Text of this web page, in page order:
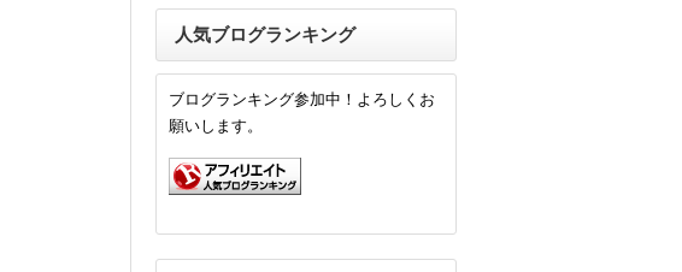
人気ブログランキング
ブログランキング参加中！よろしくお
願いします。